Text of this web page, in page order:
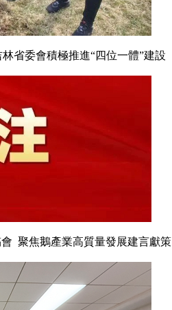
省委會積極推進“四位一體”建設
聚焦鵝產業高質量發展建言獻策